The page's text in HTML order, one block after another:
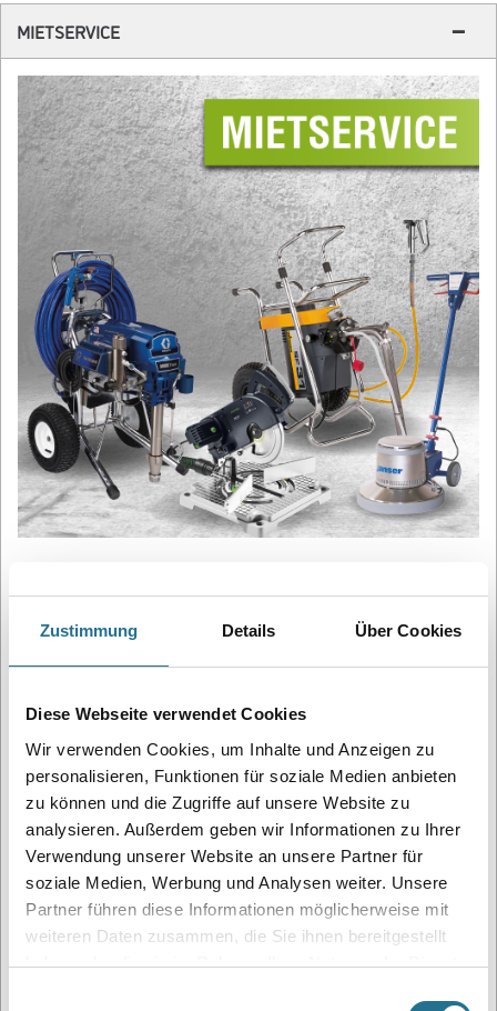
Zustimmung Details Über Cookies
Diese Webseite verwendet Cookies
Wir verwenden Cookies, um Inhalte und Anzeigen zu
personalisieren, Funktionen für soziale Medien anbieten
zu können und die Zugriffe auf unsere Website zu
analysieren. Außerdem geben wir Informationen zu Ihrer
Verwendung unserer Website an unsere Partner für
soziale Medien, Werbung und Analysen weiter. Unsere
Partner führen diese Informationen möglicherweise mit
weiteren Daten zusammen, die Sie ihnen bereitgestellt
haben oder die sie im Rahmen Ihrer Nutzung der Dienste
MIETSERVICE
hier ist eine sofortige Mitnahme des Leihgerätes möglich. Für alle
von 24 Stunden nach Bestellung.(wenn Verfügbar)
Maschinen im Verleih (Auszug aus unserem Katalog):
Graco Mark VII Spachtelmasse
Graco Mark V Farbspritzgerät
Flex Giraffe WS 702 VEA (Schleifen von Wand und Decke)
Für Bodenarbeiten
Janser Stripper
Janser Columbus